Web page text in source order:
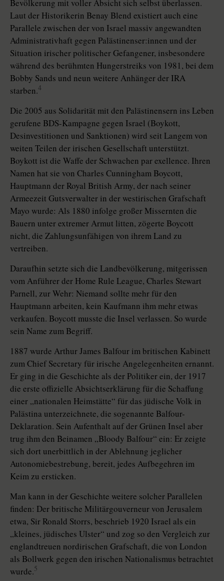
Bevölkerung mit voller Absicht sich selbst überlassen.
Laut der Historikerin Benay Blend existiert auch eine
Parallele zwischen der von Israel massiv angewandten
Administrativhaft gegen Pa­läs­ti­nen­se­r:in­nen und der
Situation irischer politischer Gefangener, insbesondere
während des berühmten Hungerstreiks von 1981, bei dem
Bobby Sands und neun weitere Anhänger der IRA
starben.4
Die 2005 aus Solidarität mit den Palästinensern ins Leben
gerufene BDS-Kampagne gegen Israel (Boykott,
Desinvestitionen und Sanktionen) wird seit Langem von
weiten Teilen der irischen Gesellschaft unterstützt.
Boykott ist die Waffe der Schwachen par exellence. Ihren
Namen hat sie von Charles Cunningham Boycott,
Hauptmann der Ro­yal British Army, der nach seiner
Armeezeit Gutsverwalter in der westirischen Grafschaft
Mayo wurde: Als 1880 infolge großer Missernten die
Bauern unter extremer Armut litten, zögerte Boycott
nicht, die Zahlungsunfähigen von ihrem Land zu
vertreiben.
Daraufhin setzte sich die Landbevölkerung, mitgerissen
vom Anführer der Home Rule League, Charles Stewart
Parnell, zur Wehr: Niemand sollte mehr für den
Hauptmann arbeiten, kein Kaufmann ihm mehr etwas
verkaufen. Boycott musste die Insel verlassen. So wurde
sein Name zum Begriff.
1887 wurde Arthur James Balfour im britischen Kabinett
zum Chief Secretary für irische Angelegenheiten ernannt.
Er ging in die Geschichte als der Politiker ein, der 1917
die erste offizielle Absichtserklärung für die Schaffung
einer „nationalen Heimstätte“ für das jüdische Volk in
Palästina unterzeichnete, die sogenannte Balfour-
Deklaration. Sein Aufenthalt auf der Grünen Insel aber
trug ihm den Beinamen „Bloody Balfour“ ein: Er zeigte
sich dort unerbittlich in der Ablehnung jeglicher
Autonomiebestrebung, bereit, jedes Aufbegehren im
Keim zu ersticken.
Man kann in der Geschichte weitere solcher Parallelen
finden: Der britische Militärgouverneur von Jerusalem
etwa, Sir Ronald Storrs, beschrieb 1920 Israel als ein
„kleines, jüdisches Ulster“ und zog so den Vergleich zur
englandtreuen nordirischen Grafschaft, die von London
als Bollwerk gegen den irischen Nationalismus betrachtet
wurde.5